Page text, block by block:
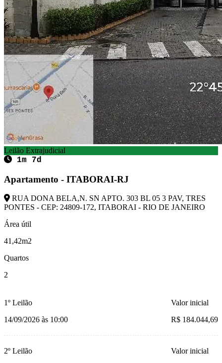
Leilão Extrajudicial
1m 7d
Apartamento - ITABORAI-RJ
RUA DONA BELA,N. SN APTO. 303 BL 05 3 PAV, TRES
PONTES - CEP: 24809-172, ITABORAI - RIO DE JANEIRO
Área útil
41,42m2
Quartos
2
1º Leilão
14/09/2026 às 10:00
Valor inicial
R$ 184.044,69
2º Leilão
Valor inicial